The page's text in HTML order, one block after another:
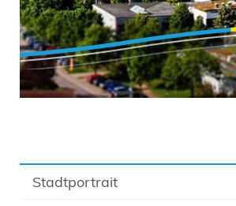
Stadtportrait